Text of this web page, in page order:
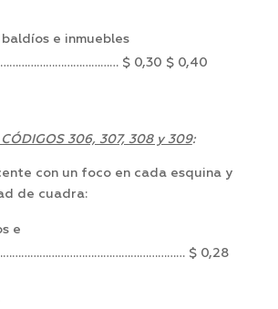
baldíos e inmuebles
$ 0,30 $ 0,40
CÓDIGOS 306, 307, 308 y 309:
con un foco en cada esquina y
de cuadra:
e
$ 0,28